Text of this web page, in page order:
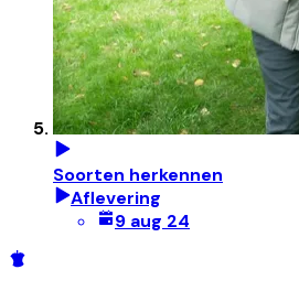
Soorten herkennen
Aflevering
9 aug 24